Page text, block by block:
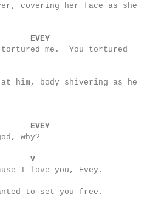
covering her face as she
EVEY
tortured me.
You tortured
at him, body shivering as he
EVEY
why?
V
I love you, Evey.
to set you free.